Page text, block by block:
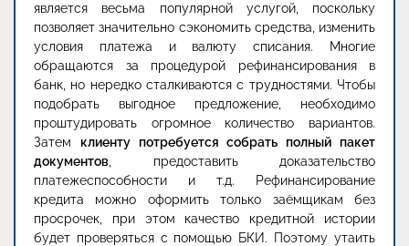
является весьма популярной услугой, поскольку
позволяет значительно сэкономить средства, изменить
условия платежа и валюту списания. Многие
обращаются за процедурой рефинансирования в
банк, но нередко сталкиваются с трудностями. Чтобы
подобрать выгодное предложение, необходимо
проштудировать огромное количество вариантов.
Затем клиенту потребуется собрать полный пакет
документов , предоставить доказательство
платежеспособности и т.д. Рефинансирование
кредита можно оформить только заёмщикам без
просрочек, при этом качество кредитной истории
будет проверяться с помощью БКИ. Поэтому утаить